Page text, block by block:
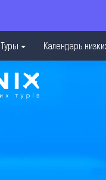
Туры Календарь